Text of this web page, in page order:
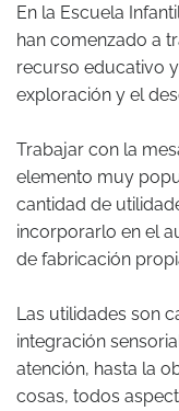
En la Escuela
han comenzado a
recurso educativo
exploración y el
Trabajar con la
elemento muy
cantidad de
incorporarlo en el
de fabricación
Las utilidades son
integración
atención, hasta la
cosas, todos